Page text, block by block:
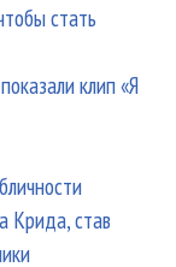
стать
клип «Я
Крида, став